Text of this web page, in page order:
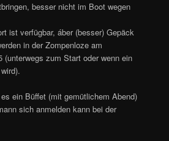
besser nicht im Boot wegen
ist verfügbar, áber (besser) Gepäck
in der Zompenloze am
(unterwegs zum Start oder wenn ein
ein Büffet (mit gemütlichem Abend)
sich anmelden kann bei der